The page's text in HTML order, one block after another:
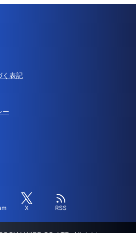
く表記
ー
X RSS